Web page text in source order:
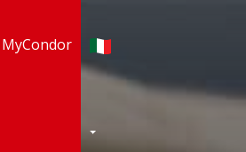
MyCondor Italiano
TOGGLE DROPDOWN